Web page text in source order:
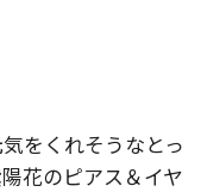
をくれそうなとっ
花のピアス＆イヤ